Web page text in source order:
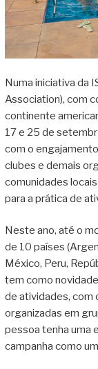
Numa iniciativa da
Association), com
continente
17 e 25 de
com o
clubes e demais
comunidades
para a prática de
Neste ano, até o
de 10 países
México, Peru,
tem como
de atividades, com
organizadas em
pessoa tenha uma
campanha como